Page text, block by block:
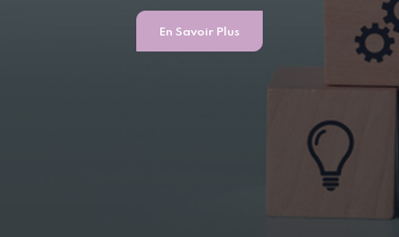
En Savoir Plus